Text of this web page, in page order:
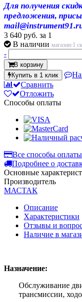
Для получения
предложения,
3 640 руб. за 1
В наличии магазин:1
-
В корзину
Купить в 1 клик
Сравнить
Отложить
Способы оплаты
Все способы оплаты
Подробнее о
Основные
Производитель
МАСТАК
Описание
Характеристики
Отзывы и
Наличие в
Назначение:
Обслуживание
трансмиссии,